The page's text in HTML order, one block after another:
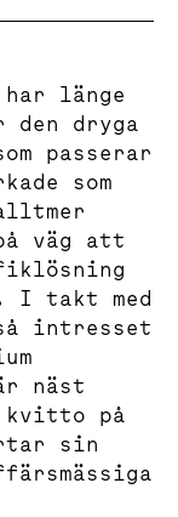
har länge
den dryga
passerar
som
väg att
I takt med
intresset
näst
på
sin